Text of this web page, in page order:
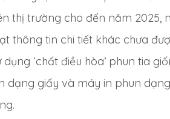
thị trường cho đến năm 2025,
thông tin chi tiết khác chưa
‘chất điều hòa’ phun tia
dạng giấy và máy in phun